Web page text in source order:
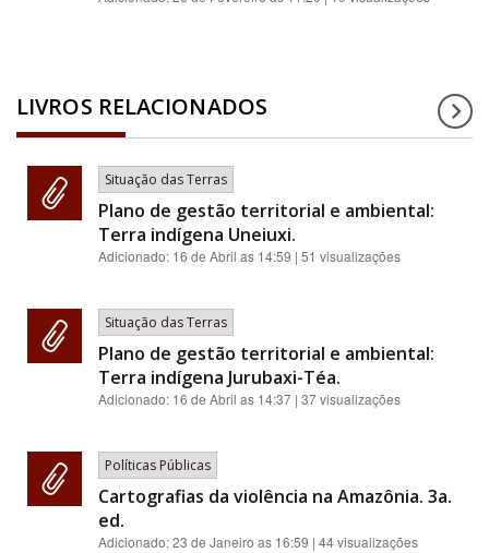
LIVROS RELACIONADOS
Situação das Terras
Plano de gestão territorial e ambiental:
Terra indígena Uneiuxi.
Adicionado: 16 de Abril as 14:59 | 51 visualizações
Situação das Terras
Plano de gestão territorial e ambiental:
Terra indígena Jurubaxi-Téa.
Adicionado: 16 de Abril as 14:37 | 37 visualizações
Políticas Públicas
Cartografias da violência na Amazônia. 3a.
ed.
Adicionado:23 de Janeiro as 16:59 | 44 visualizações